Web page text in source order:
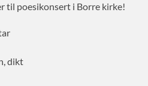
til poesikonsert i Borre kirke!
dikt